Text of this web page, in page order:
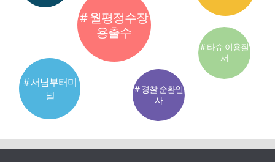
# 월평정수장
용출수
# 서남부터미
널
# 경찰 순환인
사
# 타슈 이용질
서